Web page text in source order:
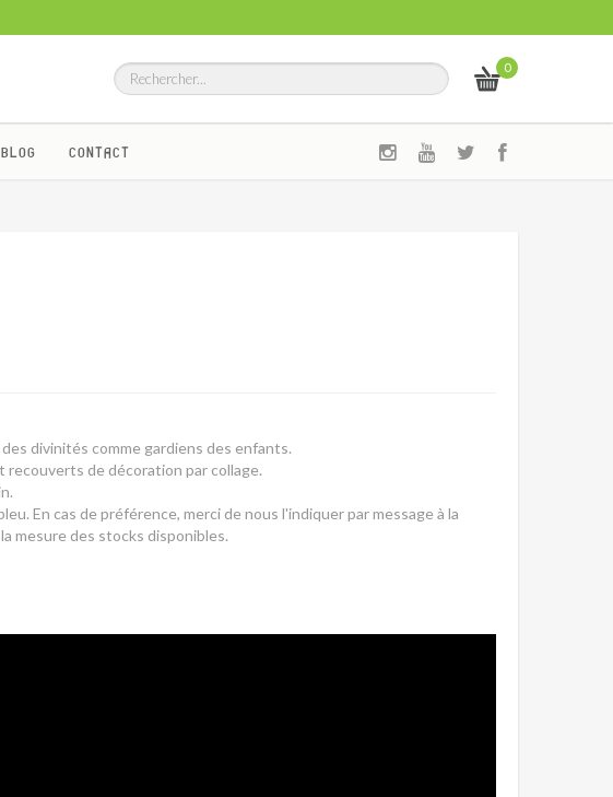
0
BLOG CONTACT
divinités comme gardiens des enfants.
recouverts de décoration par collage.
En cas de préférence, merci de nous l'indiquer par message à la
mesure des stocks disponibles.